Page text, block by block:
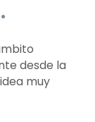
desde la
muy